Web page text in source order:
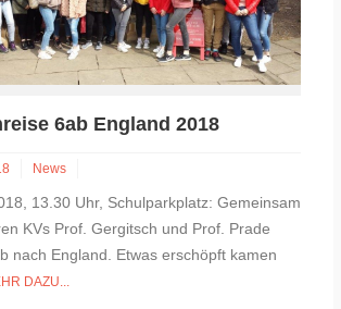
6ab England 2018
News
13.30 Uhr, Schulparkplatz: Gemeinsam
KVs Prof. Gergitsch und Prof. Prade
nach England. Etwas erschöpft kamen
DAZU...